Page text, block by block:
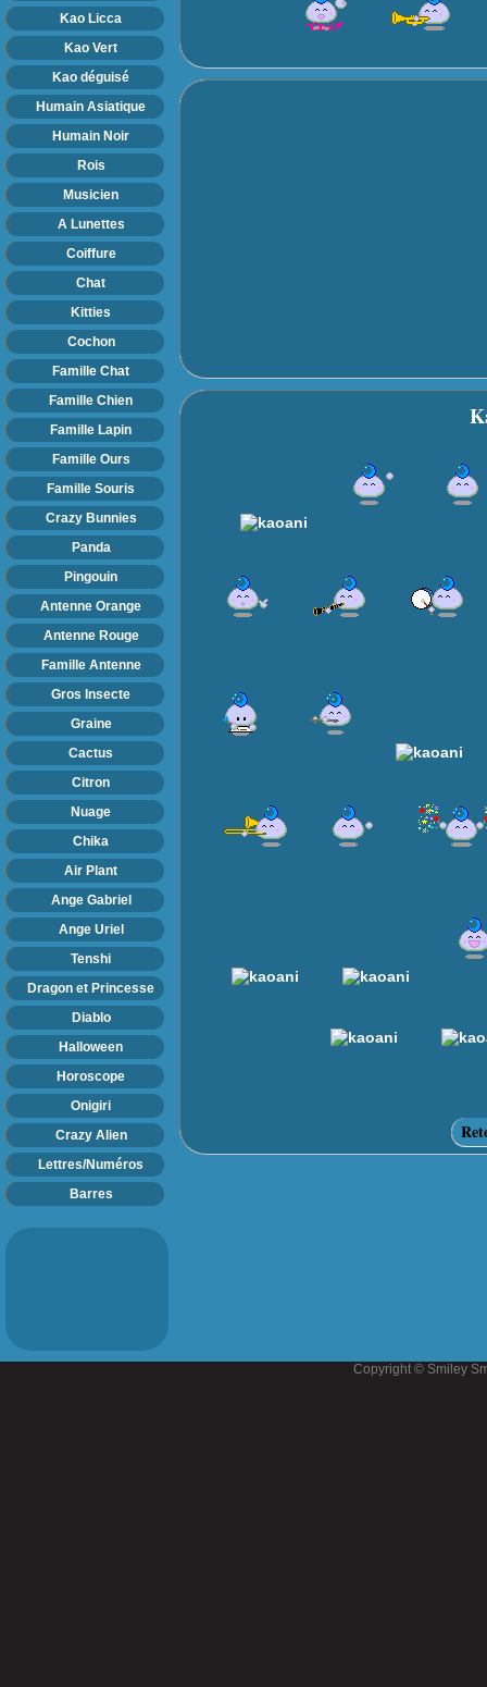
Kao Licca
Kao Vert
Kao déguisé
Humain Asiatique
Humain Noir
Rois
Musicien
A Lunettes
Coiffure
Chat
Kitties
Cochon
Famille Chat
Famille Chien
Famille Lapin
Famille Ours
Famille Souris
Crazy Bunnies
Panda
Pingouin
Antenne Orange
Antenne Rouge
Famille Antenne
Gros Insecte
Graine
Cactus
Citron
Nuage
Chika
Air Plant
Ange Gabriel
Ange Uriel
Tenshi
Dragon et Princesse
Diablo
Halloween
Horoscope
Onigiri
Crazy Alien
Lettres/Numéros
Barres
Copyright © Smiley